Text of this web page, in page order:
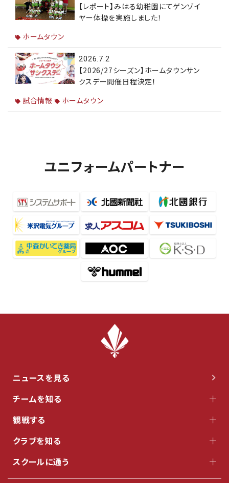
【レポート】みはる幼稚園にてゲンゾイ
ヤー体操を実施しました！
ホームタウン
2026.7.2
【2026/27シーズン】ホームタウンサン
クスデー開催日程決定！
試合情報
ホームタウン
ユニフォームパートナー
ニュースを見る
チームを知る
観戦する
クラブを知る
スクールに通う